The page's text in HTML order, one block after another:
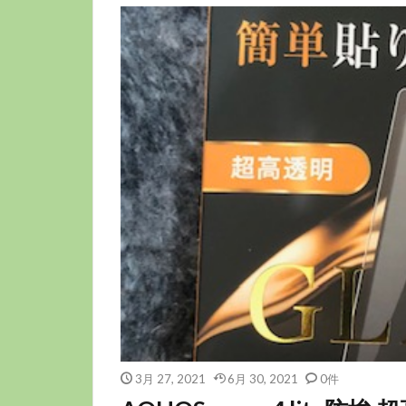
3月 27, 2021 6月 30, 2021 0件